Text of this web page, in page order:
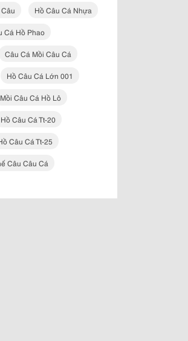
Hồ Câu Cá Nhựa
Cá Hồ Phao
Câu Cá Mồi Câu Cá
Hồ Câu Cá Lớn 001
Mồi Câu Cá Hồ Lô
Hồ Câu Cá Tt-20
Câu Cá Tt-25
Câu Câu Cá